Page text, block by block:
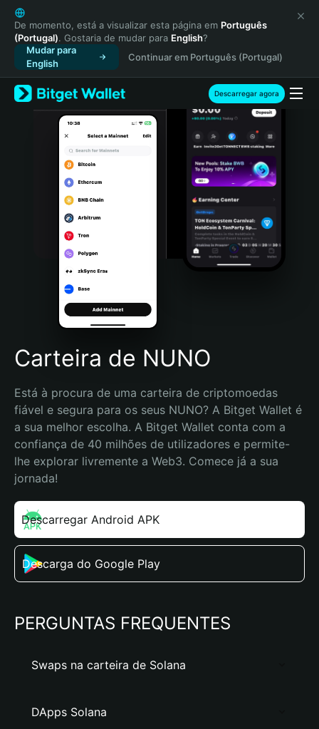
English
日本語
Tiếng Việt
Русский
Español (Latinoamérica)
Türkçe
Italiano
Português (Portugal)
Bahasa Indonesia
Português (Brasil)
Español (Argentina)
De momento, está a visualizar esta página em Português
(Portugal). Gostaria de mudar para English?
Mudar para
English
Continuar em Português (Portugal)
Descarregar agora
Carteira de NUNO
Está à procura de uma carteira de criptomoedas
fiável e segura para os seus NUNO? A Bitget Wallet é
a sua melhor escolha. A Bitget Wallet conta com a
confiança de 40 milhões de utilizadores e permite-
lhe explorar livremente a Web3. Comece já a sua
jornada!
Descarregar Android APK
Descarga do Google Play
PERGUNTAS FREQUENTES
Swaps na carteira de Solana
DApps Solana